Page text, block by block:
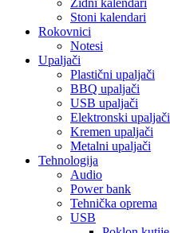
Zidni kalendari
Stoni kalendari
Rokovnici
Notesi
Upaljači
Plastični upaljači
BBQ upaljači
USB upaljači
Elektronski upaljači
Kremen upaljači
Metalni upaljači
Tehnologija
Audio
Power bank
Tehnička oprema
USB